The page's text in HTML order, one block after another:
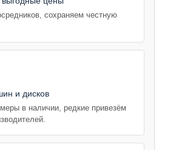
сохраняем честную
и дисков
в наличии, редкие привезём